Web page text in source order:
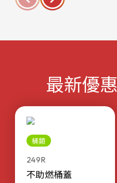
最新優惠
桶類
249R
不助燃桶蓋